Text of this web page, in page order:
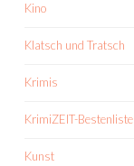
Kino
Klatsch und Tratsch
Krimis
KrimiZEIT-Bestenliste
Kunst